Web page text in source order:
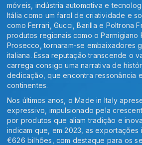
móveis, indústria automotiva e
Itália como um farol de criatividade e
como Ferrari, Gucci, Barilla e Poltrona
produtos regionais como o Parmigiano
Prosecco, tornaram-se embaixadores
italiana. Essa reputação transcende o
carrega consigo uma narrativa de
dedicação, que encontra ressonância
continentes.
Nos últimos anos, o Made in Italy
expressivo, impulsionado pela
por produtos que aliam tradição e
indicam que, em 2023, as exportações
€626 bilhões, com destaque para os